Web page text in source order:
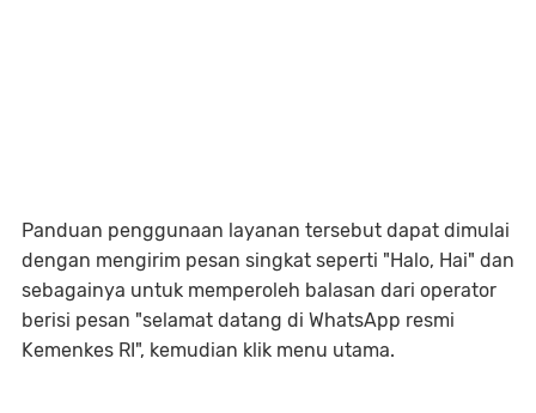
Panduan penggunaan layanan tersebut dapat dimulai
dengan mengirim pesan singkat seperti "Halo, Hai" dan
sebagainya untuk memperoleh balasan dari operator
berisi pesan "selamat datang di WhatsApp resmi
Kemenkes RI", kemudian klik menu utama.